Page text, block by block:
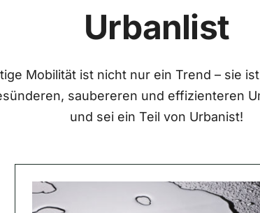
Urbanlist
Mobilität ist nicht nur ein Trend – sie
saubereren und effizienteren
und sei ein Teil von Urbanist!